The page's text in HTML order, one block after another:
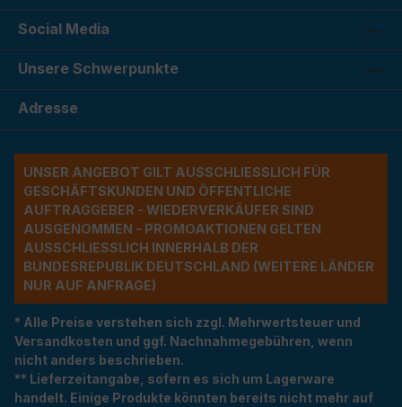
Social Media
Unsere Schwerpunkte
Adresse
UNSER ANGEBOT GILT AUSSCHLIESSLICH FÜR G
ESCHÄFTSKUNDEN UND ÖFFENTLICHE A
UFTRAGGEBER - WIEDERVERKÄUFER SIND A
USGENOMMEN - PROMOAKTIONEN GELTEN A
USSCHLIESSLICH INNERHALB DER BU
NDESREPUBLIK DEUTSCHLAND (WEITERE LÄNDER NU
R AUF ANFRAGE)
* Alle Preise verstehen sich zzgl. Mehrwertsteuer und
Versandkosten und ggf. Nachnahmegebühren, wenn
nicht anders beschrieben.
** Lieferzeitangabe, sofern es sich um Lagerware
handelt. Einige Produkte könnten bereits nicht mehr auf